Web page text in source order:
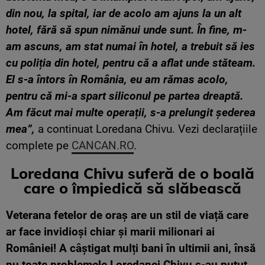
din nou, la spital, iar de acolo am ajuns la un alt
hotel, fără să spun nimănui unde sunt. În fine, m-
am ascuns, am stat numai în hotel, a trebuit să ies
cu poliția din hotel, pentru că a aflat unde stăteam.
El s-a întors în România, eu am rămas acolo,
pentru că mi-a spart siliconul pe partea dreaptă.
Am făcut mai multe operații, s-a prelungit șederea
mea”, a continuat Loredana Chivu. Vezi declarațiile
complete pe CANCAN.RO.
Loredana Chivu suferă de o boală
care o împiedică să slăbească
Veterana fetelor de oraș are un stil de viață care
ar face invidioși chiar și marii milionari ai
României! A câștigat mulți bani în ultimii ani, însă